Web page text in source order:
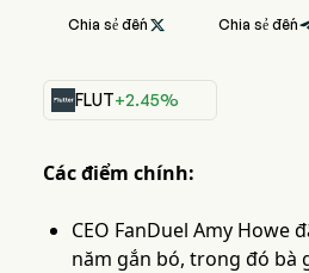
Chia sẻ đến  Chia sẻ đến
FLUT+2.45%
Các điểm chính:
CEO FanDuel Amy Howe
năm gắn bó, trong đó bà